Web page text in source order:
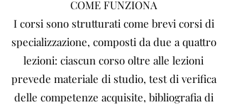
COME FUNZIONA
I corsi sono strutturati come brevi corsi di
specializzazione, composti da due a quattro
lezioni: ciascun corso oltre alle lezioni
prevede materiale di studio, test di verifica
delle competenze acquisite, bibliografia di